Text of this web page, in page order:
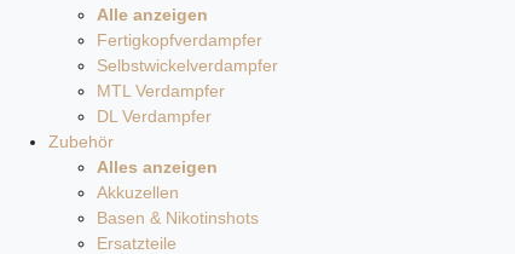
Alle anzeigen
Fertigkopfverdampfer
Selbstwickelverdampfer
MTL Verdampfer
DL Verdampfer
Zubehör
Alles anzeigen
Akkuzellen
Basen & Nikotinshots
Ersatzteile